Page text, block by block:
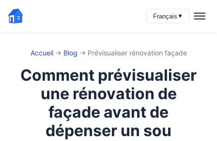
Français ▼
Accueil→ Blog → Prévisualiser rénovation façade
Comment prévisualiser
une rénovation de
façade avant de
dépenser un sou